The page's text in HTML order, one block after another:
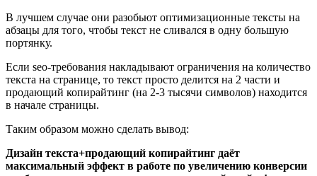
В лучшем случае они разобьют оптимизационные тексты на
абзацы для того, чтобы текст не сливался в одну большую
портянку.
Если seo-требования накладывают ограничения на количество
текста на странице, то текст просто делится на 2 части и
продающий копирайтинг (на 2-3 тысячи символов) находится
в начале страницы.
Таким образом можно сделать вывод:
Дизайн текста+продающий копирайтинг даёт
максимальный эффект в работе по увеличению конверсии